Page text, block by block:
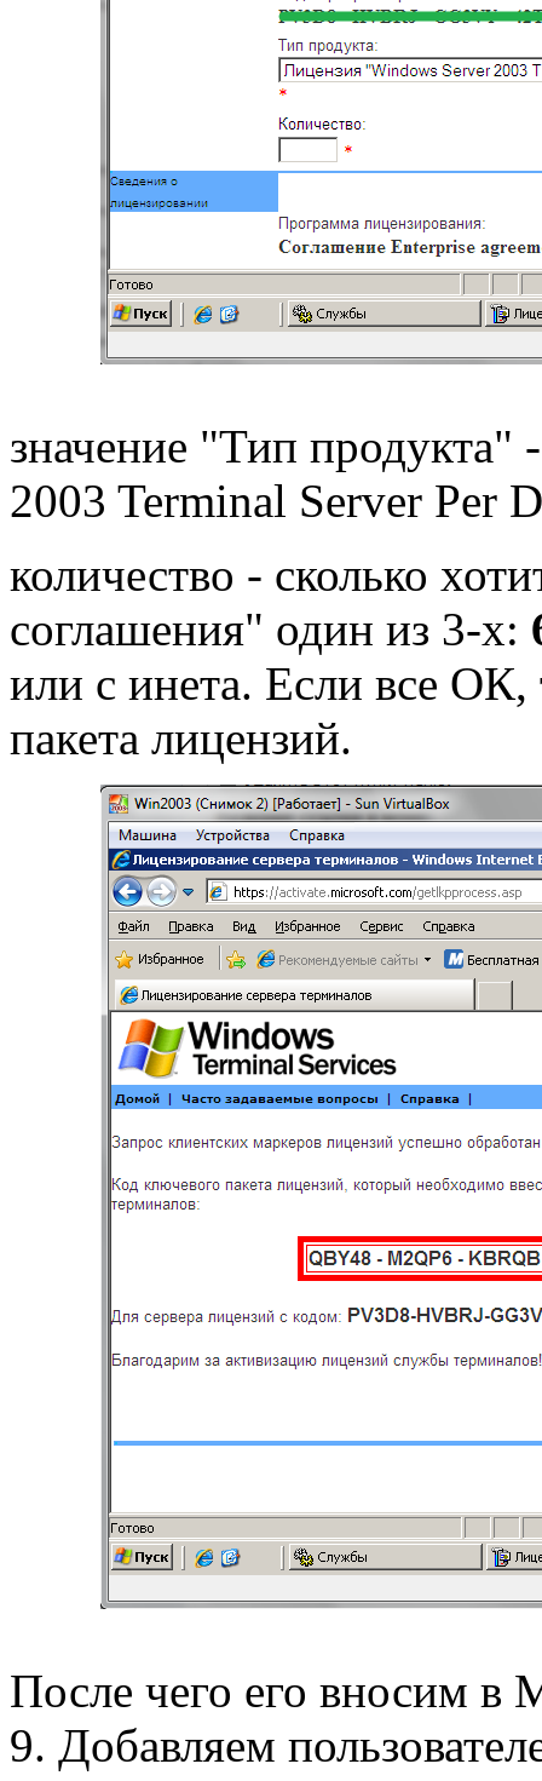
значение "Тип
2003 Terminal Server Per
количество - сколько
соглашения" один из 3-х:
или с инета. Если все
пакета лицензий.
После чего его вносим в
9. Добавляем